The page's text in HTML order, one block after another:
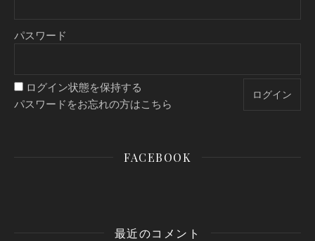
パスワード
ログイン状態を保持する
パスワードをお忘れの方はこちら
FACEBOOK
最近のコメント